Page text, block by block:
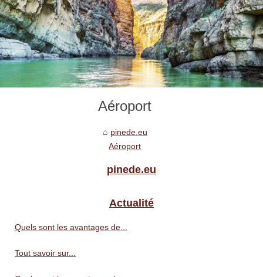
Aéroport
pinede.eu
Aéroport
pinede.eu
Actualité
Quels sont les avantages de...
Tout savoir sur...